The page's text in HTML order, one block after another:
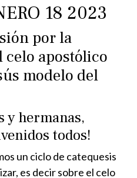
18 2023
por la
celo apostólico
modelo del
y hermanas,
todos!
un ciclo de catequesis
es decir sobre el celo